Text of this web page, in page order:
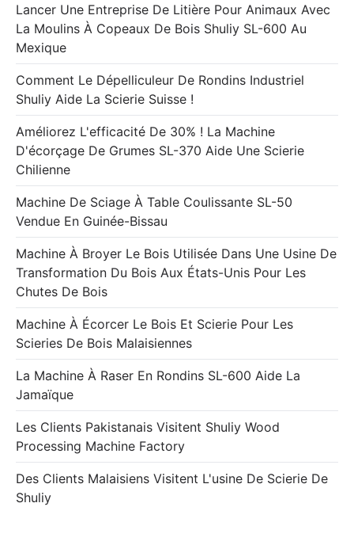
Lancer Une Entreprise De Litière Pour Animaux Avec
La Moulins À Copeaux De Bois Shuliy SL-600 Au
Mexique
Comment Le Dépelliculeur De Rondins Industriel
Shuliy Aide La Scierie Suisse !
Améliorez L'efficacité De 30% ! La Machine
D'écorçage De Grumes SL-370 Aide Une Scierie
Chilienne
Machine De Sciage À Table Coulissante SL-50
Vendue En Guinée-Bissau
Machine À Broyer Le Bois Utilisée Dans Une Usine De
Transformation Du Bois Aux États-Unis Pour Les
Chutes De Bois
Machine À Écorcer Le Bois Et Scierie Pour Les
Scieries De Bois Malaisiennes
La Machine À Raser En Rondins SL-600 Aide La
Jamaïque
Les Clients Pakistanais Visitent Shuliy Wood
Processing Machine Factory
Des Clients Malaisiens Visitent L'usine De Scierie De
Shuliy